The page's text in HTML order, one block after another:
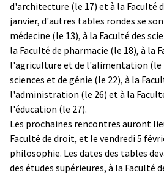
d'architecture (le 17) et à la Faculté
janvier, d'autres tables rondes se
médecine (le 13), à la Faculté des
la Faculté de pharmacie (le 18), à la
l'agriculture et de l'alimentation (le
sciences et de génie (le 22), à la
l'administration (le 26) et à la
l'éducation (le 27).
Les prochaines rencontres auront
Faculté de droit, et le vendredi 5
philosophie. Les dates des tables
des études supérieures, à la Faculté